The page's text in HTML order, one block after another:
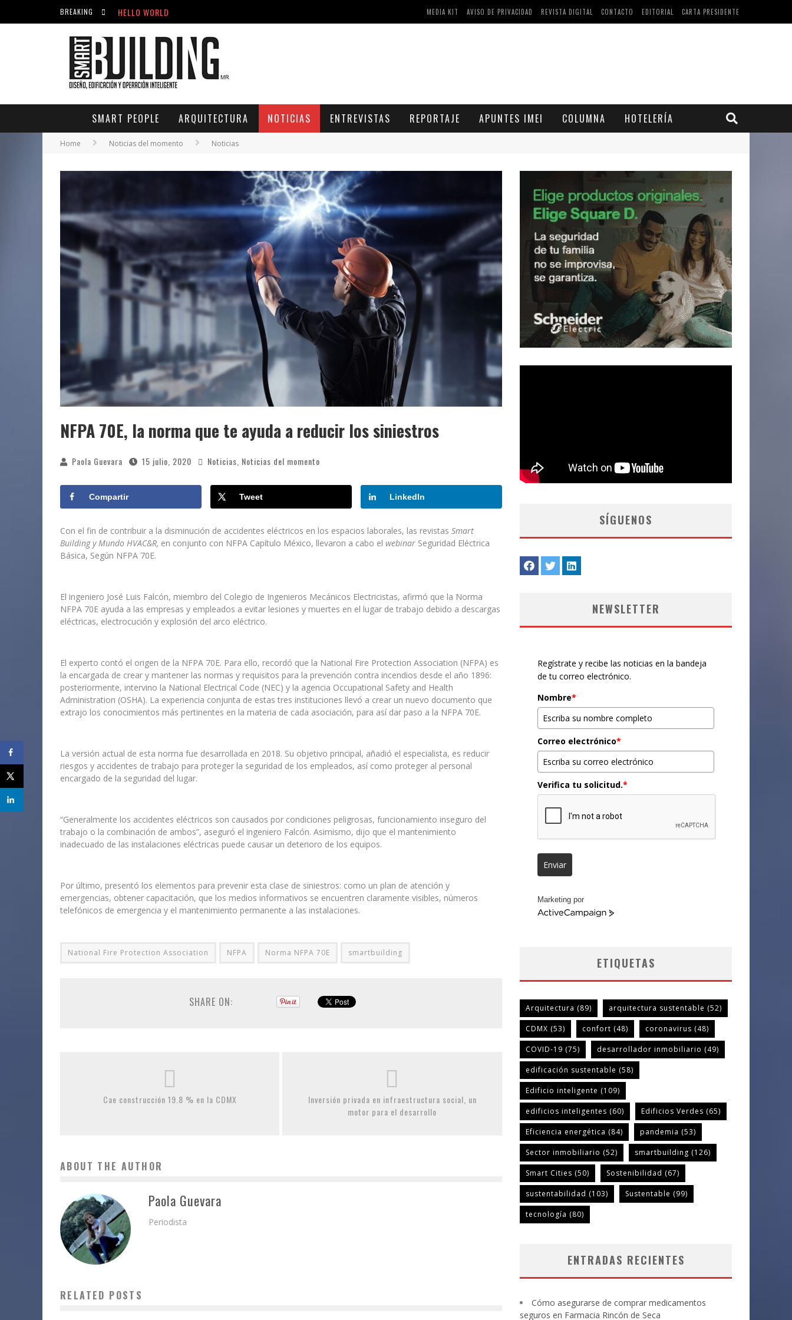
BREAKING
HELLO WORLD
ACICLOVIR EN FARMACIA VIOLÁN: CREMAS Y COMPRIMIDOS DISPONIBLES
CARTA PRESIDENTE
EDITORIAL
CONTACTO
REVISTA DIGITAL
AVISO DE PRIVACIDAD
MEDIA KIT
SMART PEOPLE ARQUITECTURA NOTICIAS ENTREVISTAS REPORTAJE APUNTES IMEI COLUMNA HOTELERÍA
Home Noticias del momento Noticias
NFPA 70E, la norma que te ayuda a reducir los siniestros
Paola Guevara 15 julio, 2020 Noticias Noticias del momento
Compartir Tweet LinkedIn
Con el fin de contribuir a la disminución de accidentes eléctricos en los espacios laborales, las revistas Smart
Building y Mundo HVAC&R, en conjunto con NFPA Capítulo México, llevaron a cabo el webinar Seguridad Eléctrica
Básica, Según NFPA 70E.
El ingeniero José Luis Falcón, miembro del Colegio de Ingenieros Mecánicos Electricistas, afirmó que la Norma
NFPA 70E ayuda a las empresas y empleados a evitar lesiones y muertes en el lugar de trabajo debido a descargas
eléctricas, electrocución y explosión del arco eléctrico.
El experto contó el origen de la NFPA 70E. Para ello, recordó que la National Fire Protection Association (NFPA) es
la encargada de crear y mantener las normas y requisitos para la prevención contra incendios desde el año 1896:
posteriormente, intervino la National Electrical Code (NEC) y la agencia Occupational Safety and Health
Administration (OSHA). La experiencia conjunta de estas tres instituciones llevó a crear un nuevo documento que
extrajo los conocimientos más pertinentes en la materia de cada asociación, para así dar paso a la NFPA 70E.
La versión actual de esta norma fue desarrollada en 2018. Su objetivo principal, añadió el especialista, es reducir
riesgos y accidentes de trabajo para proteger la seguridad de los empleados, así como proteger al personal
encargado de la seguridad del lugar.
“Generalmente los accidentes eléctricos son causados por condiciones peligrosas, funcionamiento inseguro del
trabajo o la combinación de ambos”, aseguró el ingeniero Falcón. Asimismo, dijo que el mantenimiento
inadecuado de las instalaciones eléctricas puede causar un deterioro de los equipos.
Por último, presentó los elementos para prevenir esta clase de siniestros: como un plan de atención y
emergencias, obtener capacitación, que los medios informativos se encuentren claramente visibles, números
telefónicos de emergencia y el mantenimiento permanente a las instalaciones.
National Fire Protection Association NFPA Norma NFPA 70E smartbuilding
SHARE ON:
Cae construcción 19.8 % en la CDMX
Inversión privada en infraestructura social, un
motor para el desarrollo
ABOUT THE AUTHOR
Paola Guevara
Periodista
RELATED POSTS
SÍGUENOS
NEWSLETTER
Regístrate y recibe las noticias en la bandeja
de tu correo electrónico.
Nombre*
Correo electrónico*
Verifica tu solicitud.*
Enviar
Marketing por
ActiveCampaign
ETIQUETAS
Arquitectura (89) arquitectura sustentable (52)
CDMX (53) confort (48) coronavirus (48)
COVID-19 (75) desarrollador inmobiliario (49)
edificación sustentable (58)
Edificio inteligente (109)
edificios inteligentes (60) Edificios Verdes (65)
Eficiencia energética (84) pandemia (53)
Sector inmobiliario (52) smartbuilding (126)
Smart Cities (50) Sostenibilidad (67)
sustentabilidad (103) Sustentable (99)
tecnología (80)
ENTRADAS RECIENTES
Cómo asegurarse de comprar medicamentos
seguros en Farmacia Rincón de Seca